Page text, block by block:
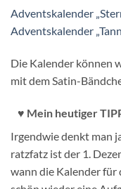
Adventskalender
Adventskalender
Die Kalender können
mit dem Satin-
♥ Mein heutiger
Irgendwie denkt man
ratzfatz ist der 1.
wann die Kalender für